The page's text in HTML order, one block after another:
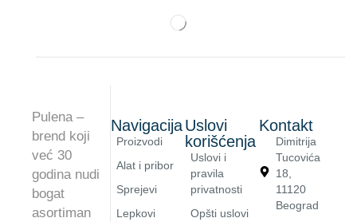
Pulena –
brend koji
već 30
godina nudi
bogat
asortiman
Navigacija
Proizvodi
Alat i pribor
Sprejevi
Lepkovi
Uslovi
korišćenja
Uslovi i
pravila
privatnosti
Opšti uslovi
Kontakt
Dimitrija
Tucovića
18,
11120
Beograd